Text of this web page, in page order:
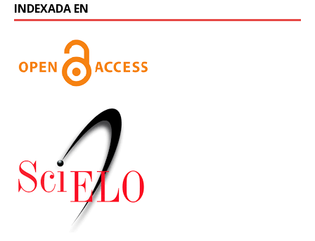
INDEXADA EN